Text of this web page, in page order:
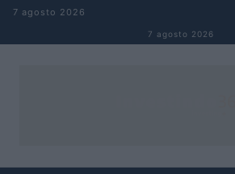
Pular para o conteúdo
7 agosto 2026
7 agosto 2026